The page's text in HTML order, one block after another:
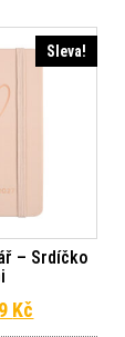
Sleva!
– Srdíčko
cena
Kč